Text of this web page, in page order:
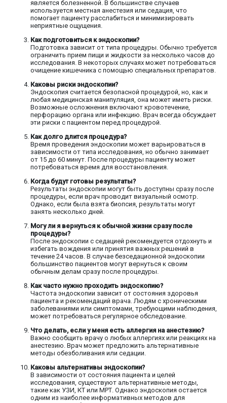
является болезненной. В большинстве случаев
используется местная анестезия или седация, что
помогает пациенту расслабиться и минимизировать
неприятные ощущения.
Как подготовиться к эндоскопии?
Подготовка зависит от типа процедуры. Обычно требуется
ограничить прием пищи и жидкости за несколько часов до
исследования. В некоторых случаях может потребоваться
очищение кишечника с помощью специальных препаратов.
Каковы риски эндоскопии?
Эндоскопия считается безопасной процедурой, но, как и
любая медицинская манипуляция, она может иметь риски.
Возможные осложнения включают кровотечение,
перфорацию органа или инфекцию. Врач всегда обсуждает
эти риски с пациентом перед процедурой.
Как долго длится процедура?
Время проведения эндоскопии может варьироваться в
зависимости от типа исследования, но обычно занимает
от 15 до 60 минут. После процедуры пациенту может
потребоваться время для восстановления.
Когда будут готовы результаты?
Результаты эндоскопии могут быть доступны сразу после
процедуры, если врач проводит визуальный осмотр.
Однако, если была взята биопсия, результаты могут
занять несколько дней.
Могу ли я вернуться к обычной жизни сразу после
процедуры?
После эндоскопии с седацией рекомендуется отдохнуть и
избегать вождения или принятия важных решений в
течение 24 часов. В случае безседационной эндоскопии
большинство пациентов могут вернуться к своим
обычным делам сразу после процедуры.
Как часто нужно проходить эндоскопию?
Частота эндоскопии зависит от состояния здоровья
пациента и рекомендаций врача. Людям с хроническими
заболеваниями или симптомами, требующими наблюдения,
может потребоваться регулярное обследование.
Что делать, если у меня есть аллергия на анестезию?
Важно сообщить врачу о любых аллергиях или реакциях на
анестезию. Врач может предложить альтернативные
методы обезболивания или седации.
Каковы альтернативы эндоскопии?
В зависимости от состояния пациента и целей
исследования, существуют альтернативные методы,
такие как УЗИ, КТ или МРТ. Однако эндоскопия остается
одним из наиболее информативных методов для